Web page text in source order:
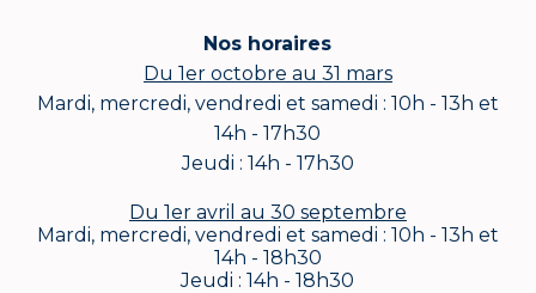
Nos horaires
Du 1er octobre au 31 mars
Mardi, mercredi, vendredi et samedi : 10h - 13h et
14h - 17h30
Jeudi : 14h - 17h30
Du 1er avril au 30 septembre
Mardi, mercredi, vendredi et samedi : 10h - 13h et
14h - 18h30
Jeudi : 14h - 18h30